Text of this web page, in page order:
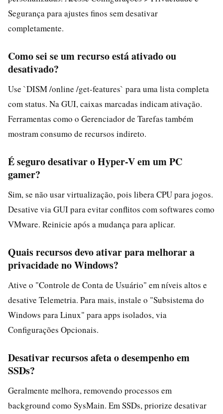
Segurança para ajustes finos sem desativar
completamente.
Como sei se um recurso está ativado ou
desativado?
Use `DISM /online /get-features` para uma lista completa
com status. Na GUI, caixas marcadas indicam ativação.
Ferramentas como o Gerenciador de Tarefas também
mostram consumo de recursos indireto.
É seguro desativar o Hyper-V em um PC
gamer?
Sim, se não usar virtualização, pois libera CPU para jogos.
Desative via GUI para evitar conflitos com softwares como
VMware. Reinicie após a mudança para aplicar.
Quais recursos devo ativar para melhorar a
privacidade no Windows?
Ative o "Controle de Conta de Usuário" em níveis altos e
desative Telemetria. Para mais, instale o "Subsistema do
Windows para Linux" para apps isolados, via
Configurações Opcionais.
Desativar recursos afeta o desempenho em
SSDs?
Geralmente melhora, removendo processos em
background como SysMain. Em SSDs, priorize desativar